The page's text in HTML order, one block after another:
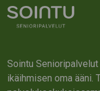
Sointu Senioripalvelut
ikäihmisen oma ääni.